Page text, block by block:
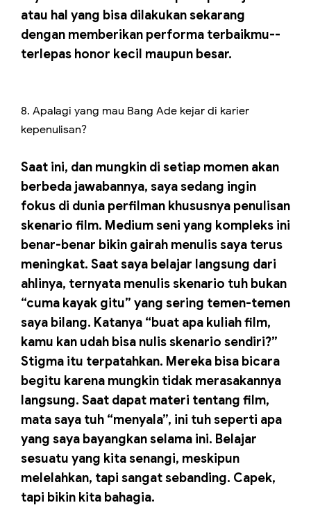
atau hal yang bisa dilakukan sekarang
dengan memberikan performa terbaikmu--
terlepas honor kecil maupun besar.
8. Apalagi yang mau Bang Ade kejar di karier
kepenulisan?
Saat ini, dan mungkin di setiap momen akan
berbeda jawabannya, saya sedang ingin
fokus di dunia perfilman khususnya penulisan
skenario film. Medium seni yang kompleks ini
benar-benar bikin gairah menulis saya terus
meningkat. Saat saya belajar langsung dari
ahlinya, ternyata menulis skenario tuh bukan
“cuma kayak gitu” yang sering temen-temen
saya bilang. Katanya “buat apa kuliah film,
kamu kan udah bisa nulis skenario sendiri?”
Stigma itu terpatahkan. Mereka bisa bicara
begitu karena mungkin tidak merasakannya
langsung. Saat dapat materi tentang film,
mata saya tuh “menyala”, ini tuh seperti apa
yang saya bayangkan selama ini. Belajar
sesuatu yang kita senangi, meskipun
melelahkan, tapi sangat sebanding. Capek,
tapi bikin kita bahagia.